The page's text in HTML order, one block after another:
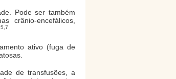
Pode ser também
crânio-encefálicos,
5,7
ativo (fuga de
de transfusões, a